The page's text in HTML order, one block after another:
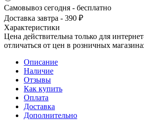
Самовывоз сегодня - бесплатно
Доставка завтра - 390 ₽
Характеристики
Цена действительна только для
отличаться от цен в розничных
Описание
Наличие
Отзывы
Как купить
Оплата
Доставка
Дополнительно